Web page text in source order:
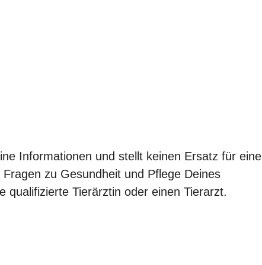
Informationen und stellt keinen Ersatz für eine
zu Gesundheit und Pflege Deines
qualifizierte Tierärztin oder einen Tierarzt.